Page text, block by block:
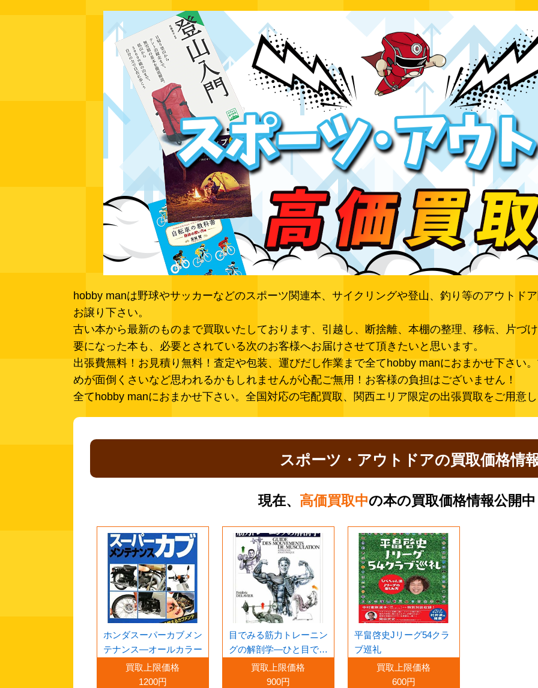
hobby manは野球やサッカーなどのスポーツ関連本、サイクリングや登山、釣り等のアウトド
お譲り下さい。
古い本から最新のものまで買取いたしております、引越し、断捨離、本棚の整理、移転、片づ
要になった本も、必要とされている次のお客様へお届けさせて頂きたいと思います。
出張費無料！お見積り無料！査定や包装、運びだし作業まで全てhobby manにおまかせ下さい
めが面倒くさいなど思われるかもしれませんが心配ご無用！お客様の負担はございません！
全てhobby manにおまかせ下さい。全国対応の宅配買取、関西エリア限定の出張買取をご用意
スポーツ・アウトドアの買取価格情
現在、 高価買取中の本の買取価格情報公開
ホンダスーパーカブメン
テナンス―オールカラー
買取上限価格
1200円
目でみる筋力トレーニン
グの解剖学―ひと目でわ
かる強化部位と筋名
買取上限価格
900円
平畠啓史Jリーグ54クラ
ブ巡礼
買取上限価格
600円